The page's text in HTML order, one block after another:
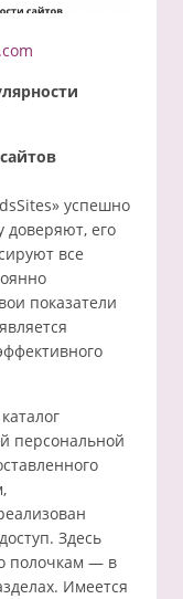
успешно
доверяют, его
все
показатели
персональной
Здесь
полочкам — в
Имеется